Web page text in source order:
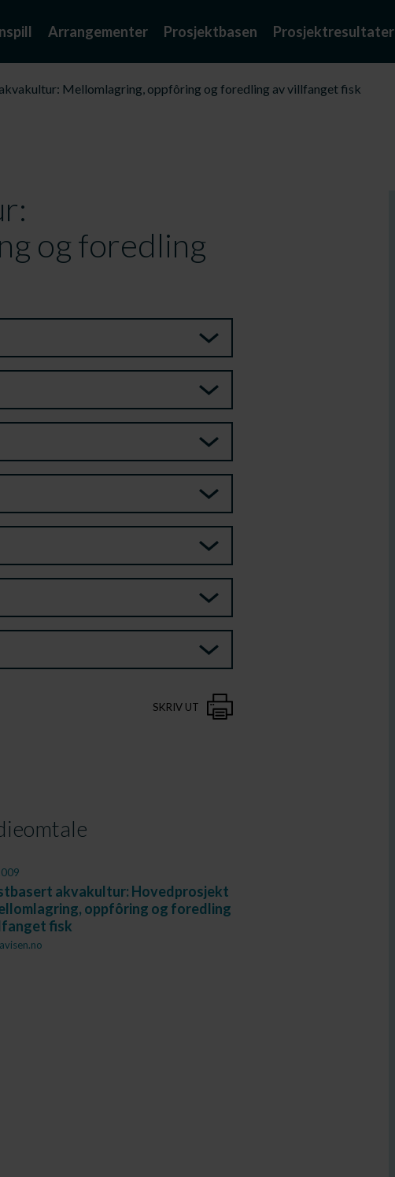
Arrangementer Prosjektbasen Prosjektresultater
Mellomlagring, oppfôring og foredling av villfanget fisk
og foredling
SKRIV UT
akvakultur: Hovedprosjekt
oppfôring og foredling
fisk